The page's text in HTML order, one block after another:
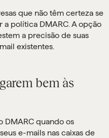
que não têm certeza se
política DMARC. A opção
a precisão de suas
existentes.
bem às
DMARC quando os
e-mails nas caixas de